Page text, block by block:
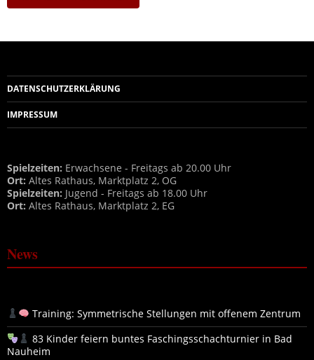
DATENSCHUTZERKLÄRUNG
IMPRESSUM
Spielzeiten: Erwachsene - Freitags ab 20.00 Uhr
Ort: Altes Rathaus, Marktplatz 2, OG
Spielzeiten: Jugend - Freitags ab 18.00 Uhr
Ort: Altes Rathaus, Marktplatz 2, EG
News
Training: Symmetrische Stellungen mit offenem Zentrum
83 Kinder feiern buntes Faschingsschachturnier in Bad
Nauheim